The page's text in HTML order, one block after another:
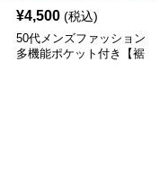
¥4,500 (税込)
50代メンズファッション
多機能ポケット付き【裾